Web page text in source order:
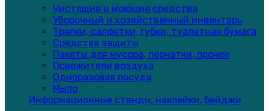
Чистящие и моющие средства
Уборочный и хозяйственный инвентарь
Тряпки, салфетки, губки, туалетная бумага
Средства защиты
Пакеты для мусора, перчатки, прочее
Освежители воздуха
Одноразовая посуда
Мыло
Информационные стенды, наклейки, бейджи